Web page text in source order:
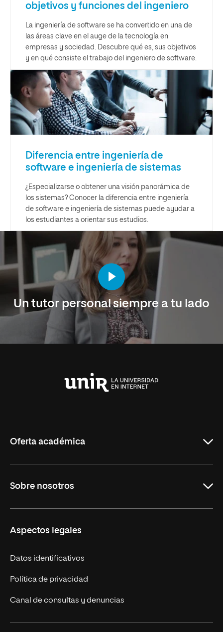
objetivos y funciones del ingeniero
La ingeniería de software se ha convertido en una de
las áreas clave en el auge de la tecnología en
empresas y sociedad. Descubre qué es, sus objetivos
y en qué consiste el trabajo del ingeniero de software.
Diferencia entre ingeniería de
software e ingeniería de sistemas
¿Especializarse o obtener una visión panorámica de
los sistemas? Conocer la diferencia entre ingeniería
de software e ingeniería de sistemas puede ayudar a
los estudiantes a orientar sus estudios.
Un tutor personal siempre a tu lado
Oferta académica
Licenciaturas en línea
Másteres Europeos
Cursos Europeos
Títulos Americanos
Alianza Newman
Sobre nosotros
Nuestros alumnos
Únete a nosotros
Actualidad
Solicita información
Aspectos legales
Datos identificativos
Política de privacidad
Canal de consultas y denuncias